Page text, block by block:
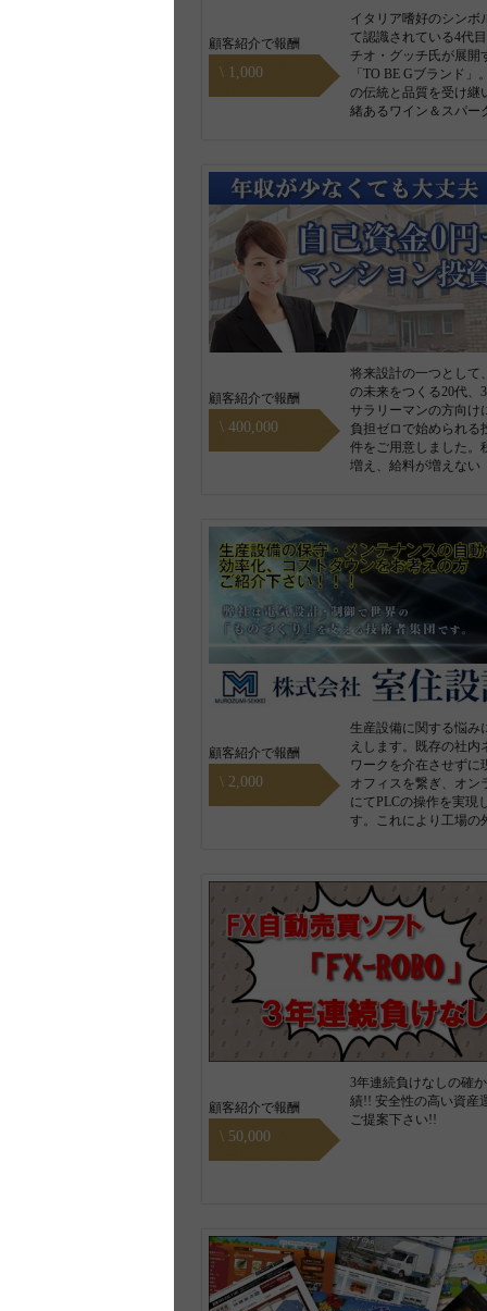
イタリア嗜好のシンボ
て認識されている4代
チオ・グッチ氏が展開
「TO BE Gブランド」
の伝統と品質を受け継
緒あるワイン＆スパー
\ 1,000
顧客紹介で報酬
将来設計の一つとして
の未来をつくる20代、
サラリーマンの方向け
負担ゼロで始められる
件をご用意しました。
増え、給料が増えない
\ 400,000
顧客紹介で報酬
生産設備に関する悩み
えします。既存の社内
ワークを介在させずに
オフィスを繋ぎ、オン
にてPLCの操作を実現
す。これにより工場の
\ 2,000
顧客紹介で報酬
3年連続負けなしの確
績!! 安全性の高い資産
ご提案下さい!!
\ 50,000
顧客紹介で報酬